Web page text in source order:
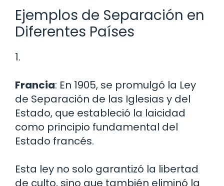
Ejemplos de Separación en
Diferentes Países
1.
Francia: En 1905, se promulgó la Ley
de Separación de las Iglesias y del
Estado, que estableció la laicidad
como principio fundamental del
Estado francés.
Esta ley no solo garantizó la libertad
de culto, sino que también eliminó la